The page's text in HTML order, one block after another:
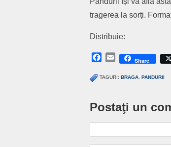
tragerea la sorți.
Distribuie:
Facebook
EmailShare
TAGURI: BRAGA PANDURII
Postaţi un